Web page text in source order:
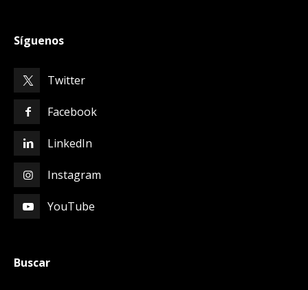
Síguenos
Twitter
Facebook
LinkedIn
Instagram
YouTube
Buscar